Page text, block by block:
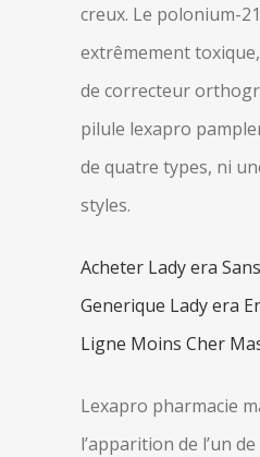
creux. Le polonium-
extrêmement
de correcteur
pilule lexapro
de quatre types, ni
styles.
Acheter Lady era
Generique Lady era
Ligne Moins Cher
Lexapro pharmacie
l’apparition de l’un